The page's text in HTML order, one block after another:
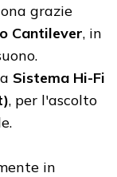
grazie
Cantilever, in
Sistema Hi-Fi
, per l'ascolto
in